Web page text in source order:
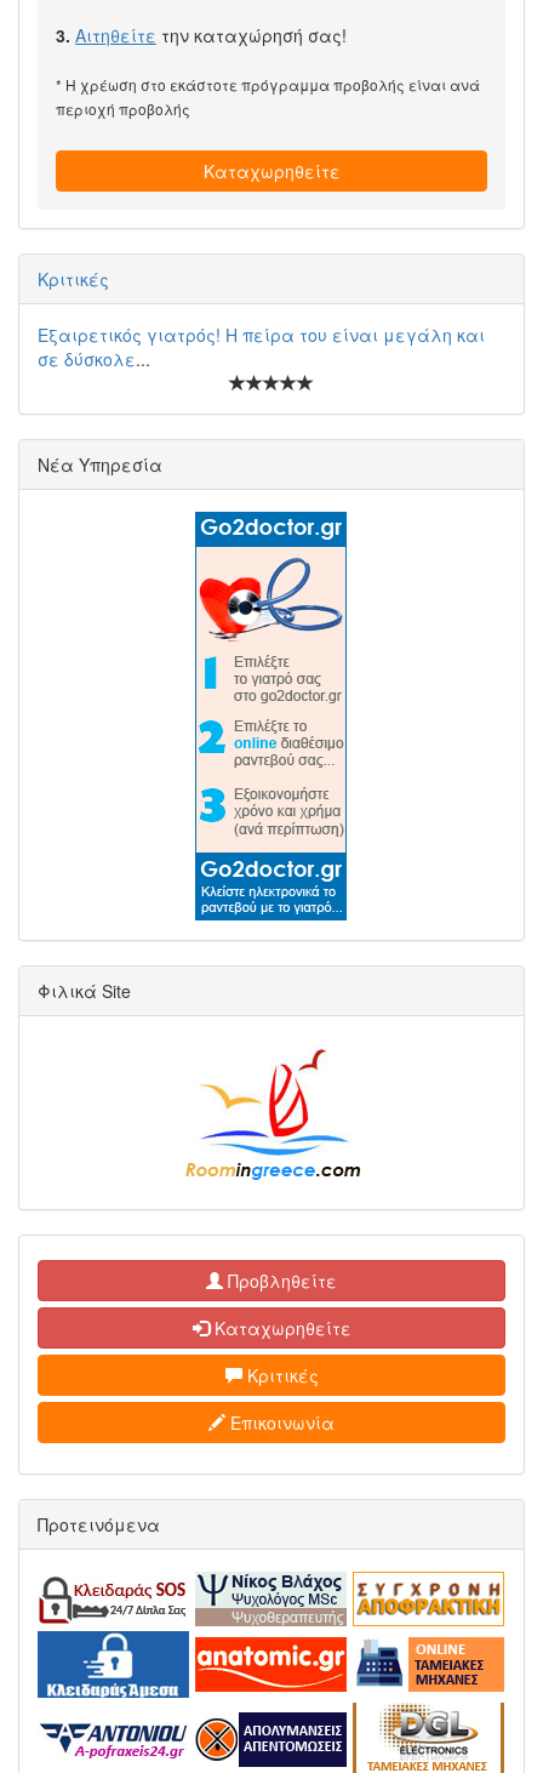
3. Αιτηθείτε την καταχώρησή σας!
* Η χρέωση στο εκάστοτε πρόγραμμα προβολής είναι ανά
περιοχή προβολής
Καταχωρηθείτε
Κριτικές
Εξαιρετικός γιατρός! Η πείρα του είναι μεγάλη και
σε δύσκολε...
Νέα Υπηρεσία
Φιλικά Site
Προβληθείτε
Καταχωρηθείτε
Κριτικές
Επικοινωνία
Προτεινόμενα